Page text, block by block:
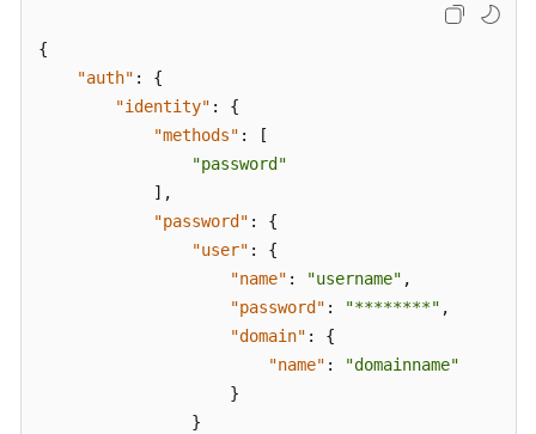
{
"auth" :
{
"identity" :
{
"methods" :
[
"password"
] ,
"password" :
{
"user" :
{
"name" : "username" ,
"password" : "********" ,
"domain" :
{
"name" :
"domainname"
}
}